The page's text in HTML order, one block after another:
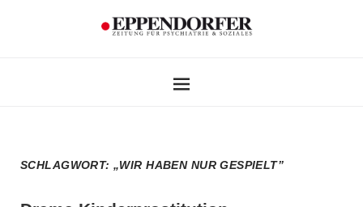
SCHLAGWORT:„WIR HABEN NUR GESPIELT”